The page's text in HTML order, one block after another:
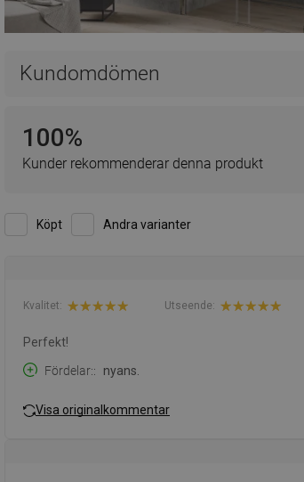
Kundomdömen
100%
Kunder rekommenderar denna produkt
Köpt Andra varianter
Kvalitet: Utseende:
Perfekt!
Fördelar:
nyans.
Visa originalkommentar